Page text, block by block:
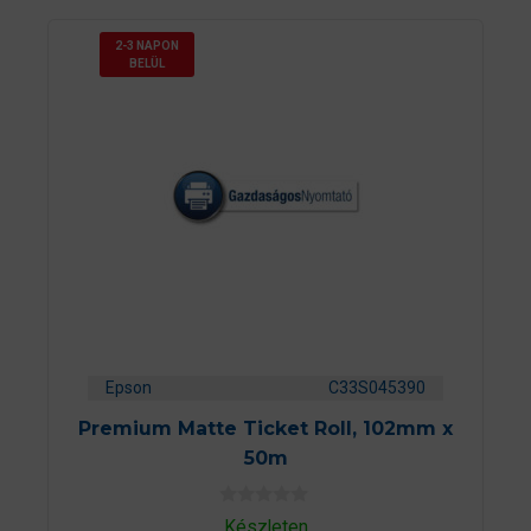
2-3 NAPON
BELÜL
Epson C33S045390
Premium Matte Ticket Roll, 102mm x
50m
0